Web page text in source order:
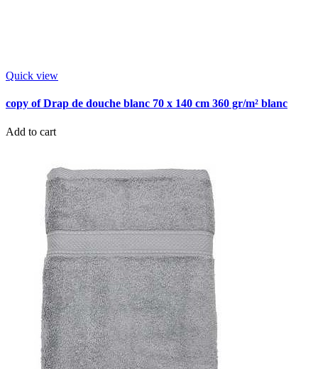
Quick view
copy of Drap de douche blanc 70 x 140 cm 360 gr/m² blanc
Add to cart